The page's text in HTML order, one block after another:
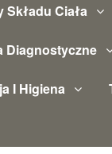
Składu Ciała
Diagnostyczne
I Higiena